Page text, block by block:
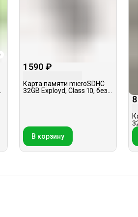
1 590 ₽
Карта памяти microSDHC
32GB Exployd, Class 10, без
В корзину